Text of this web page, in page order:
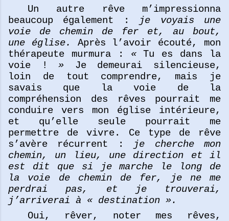
Un autre rêve m’impressionna
beaucoup également :
je voyais une
voie de chemin de fer et, au bout,
une église. Après l’avoir écouté, mon
thérapeute murmura :
«Tu es dans la
voie !
» Je demeurai silencieuse,
loin de tout comprendre, mais je
savais que la voie de la
compréhension des rêves pourrait me
conduire vers mon église intérieure,
et qu’elle seule pourrait me
permettre de vivre. Ce type de rêve
s’avère récurrent :
je cherche mon
chemin, un lieu, une direction et il
est dit que si je marche le long de
la voie de chemin de fer, je ne me
perdrai pas, et je trouverai,
j’arriverai à « destination ».
Oui, rêver, noter mes rêves,